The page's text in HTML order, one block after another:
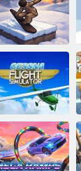
Joc Snowboard
Simulatorul de
zbor Cessna